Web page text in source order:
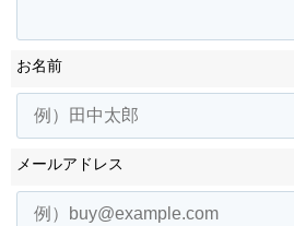
お名前
メールアドレス